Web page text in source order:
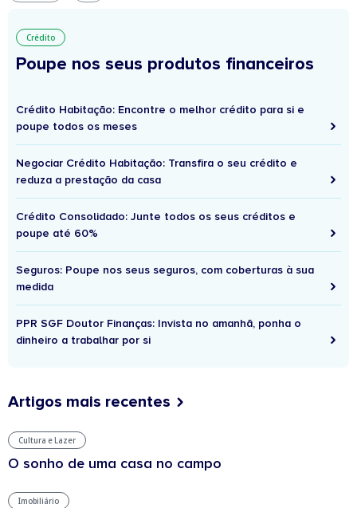
Crédito
Poupe nos seus produtos financeiros
Crédito Habitação: Encontre o melhor crédito para si e
poupe todos os meses
Negociar Crédito Habitação: Transfira o seu crédito e
reduza a prestação da casa
Crédito Consolidado: Junte todos os seus créditos e
poupe até 60%
Seguros: Poupe nos seus seguros, com coberturas à sua
medida
PPR SGF Doutor Finanças: Invista no amanhã, ponha o
dinheiro a trabalhar por si
Artigos mais recentes
Cultura e Lazer
O sonho de uma casa no campo
Imobiliário